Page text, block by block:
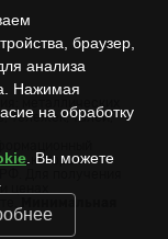
металлических
тележек, талей,
которая
Для получения
ценах
браузер,
анализа
Нажимая
на обработку
. Вы можете